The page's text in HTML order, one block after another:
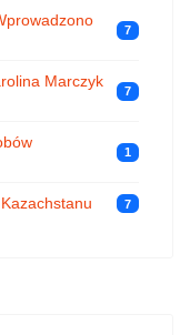
7
Marczyk
7
1
7